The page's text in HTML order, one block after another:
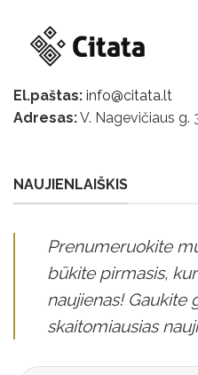
El.paštas: info@citata.lt
Adresas:V. Nagevičiaus g.
NAUJIENLAIŠKIS
Prenumeruokite
būkite pirmasis,
naujienas! Gaukite
skaitomiausias